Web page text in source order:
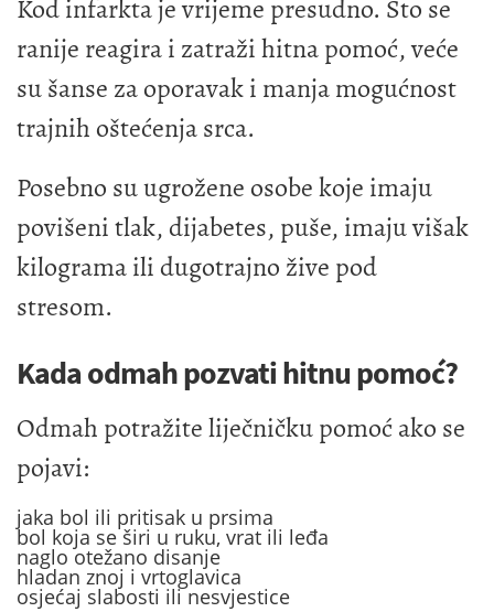
Kod infarkta je vrijeme presudno. Što se
ranije reagira i zatraži hitna pomoć, veće
su šanse za oporavak i manja mogućnost
trajnih oštećenja srca.
Posebno su ugrožene osobe koje imaju
povišeni tlak, dijabetes, puše, imaju višak
kilograma ili dugotrajno žive pod
stresom.
Kada odmah pozvati hitnu pomoć?
Odmah potražite liječničku pomoć ako se
pojavi:
jaka bol ili pritisak u prsima
bol koja se širi u ruku, vrat ili leđa
naglo otežano disanje
hladan znoj i vrtoglavica
osjećaj slabosti ili nesvjestice